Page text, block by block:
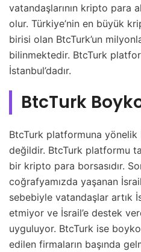
vatandaşlarının kripto para
olur. Türkiye’nin en büyük
birisi olan BtcTurk’un
bilinmektedir. BtcTurk
İstanbul’dadır.
BtcTurk
BtcTurk platformuna
değildir. BtcTurk platformu
bir kripto para borsasıdır.
coğrafyamızda yaşanan
sebebiyle vatandaşlar artık
etmiyor ve İsrail’e destek
uyguluyor. BtcTurk ise
edilen firmaların başında